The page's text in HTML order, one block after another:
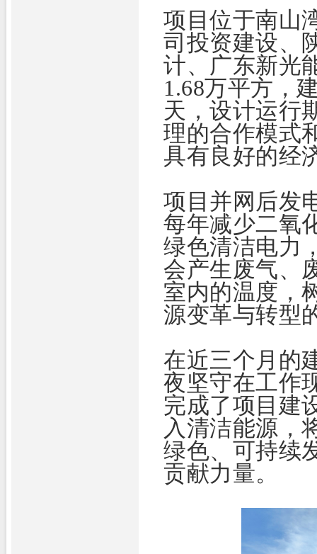
项目位于南山
司投资建设、
计、广东新光
1.68万平方，
天，设计运行
理的合作模式
具有良好的经
项目并网后发
每年减少二氧
绿色清洁电力
会产生废气、
室内的温度，
源变革与转型
在近三个月的
夜坚守在工作
完成了项目建
入清洁能源，
绿色、可持续
贡献力量。